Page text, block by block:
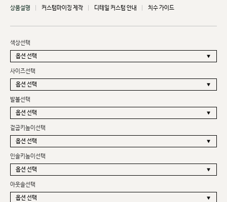
상품설명 커스텀마이징 제작 디테일 커스텀 안내 치수 가이드
색상선택
사이즈선택
발볼선택
겉굽키높이선택
인솔키높이선택
아웃솔선택